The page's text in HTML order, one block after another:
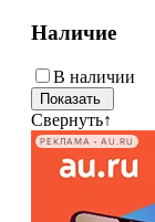
Наличие
В наличии
Свернуть↑
РЕКЛАМА • AU.RU